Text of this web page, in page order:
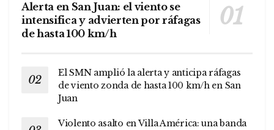
Alerta en San Juan: el viento se
intensifica y advierten por ráfagas
de hasta 100 km/h
El SMN amplió la alerta y anticipa ráfagas
de viento zonda de hasta 100 km/h en San
Juan
Violento asalto en Villa América: una banda